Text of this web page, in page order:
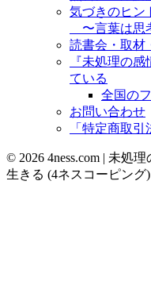
気づきのヒン
〜言葉は思
読書会・取材
『未処理の
ている
全国の
お問い合わせ
「特定商取
© 2026 4ness.com | 未処
生きる (4ネスコーピング)